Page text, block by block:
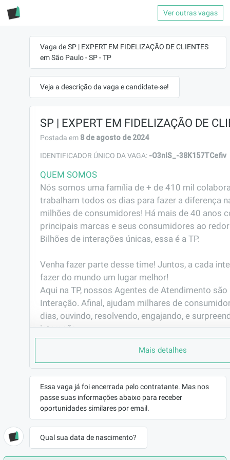
Ver outras vagas
Vaga de SP | EXPERT EM FIDELIZAÇÃO DE CLIENTES
em São Paulo - SP - TP
Veja a descrição da vaga e candidate-se!
SP | EXPERT EM FIDELIZAÇÃO DE
Postada em 8 de agosto de 2024
IDENTIFICADOR ÚNICO DA VAGA: -O3nIS_-38K157TCefiv
QUEM SOMOS
Nós somos uma família de + de 410 mil
trabalham todos os dias para fazer a diferença
milhões de consumidores! Há mais de 40 anos
principais marcas e seus consumidores ao
Bilhões de interações únicas, essa é a TP.
Venha fazer parte desse time! Juntos, a cada
fazer do mundo um lugar melhor!
Aqui na TP, nossos Agentes de Atendimento
Interação. Afinal, ajudam milhares de
dias, ouvindo, resolvendo, engajando, e
interação.
PORQUE TRABALHAR AQUI
Você já pensou em fazer parte de uma das
do mundo?
Já pensou em representar grandes marcas de
seguimentos e muitas delas são as que mais
mercado? Gosta de  tecnologia e inovação?
E ainda ter plano de carreira com possibilidade
antes mesmo de completar 6 meses de
Mais detalhes
Essa vaga já foi encerrada pelo contratante. Mas nos
passe suas informações abaixo para receber
oportunidades similares por email.
Qual sua data de nascimento?